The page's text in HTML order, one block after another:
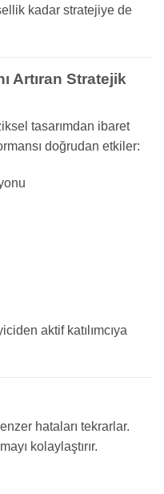
kadar stratejiye de
Artıran Stratejik
tasarımdan ibaret
doğrudan etkiler:
aktif katılımcıya
hataları tekrarlar.
kolaylaştırır.